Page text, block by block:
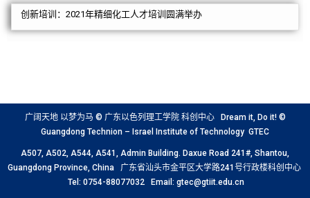
创新培训：2021年精细化工人才培训圆满举办
广阔天地 以梦为马 © 广东以色列理工学院 科创中心 Dream it, Do it! ©
Guangdong Technion – Israel Institute of Technology GTEC
A507, A502, A544, A541, Admin Building. Daxue Road 241#, Shantou,
Guangdong Province, China 广东省汕头市金平区大学路241号行政楼科创中心
Tel: 0754-88077032 Email: gtec@gtiit.edu.cn